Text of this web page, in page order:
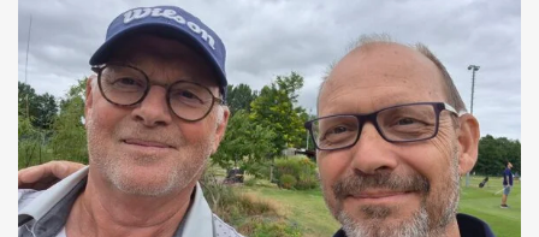
om de afslagplaatsen en de greens groen te houden
maar dat leverde weer allerlei andere problemen op (
oa drassigheid rondom en op de greens ) dus
uitdaging volop! Ik denk dat buiten ons iedereen op de
hoogte was : wij waren de enige spelers in de baan!!!
Voor we echt van start gingen nog allebei de
handicaptabellen goed bestudeerd : kijken of er met
een keuze van de juiste T-Box nog wat voordeel te